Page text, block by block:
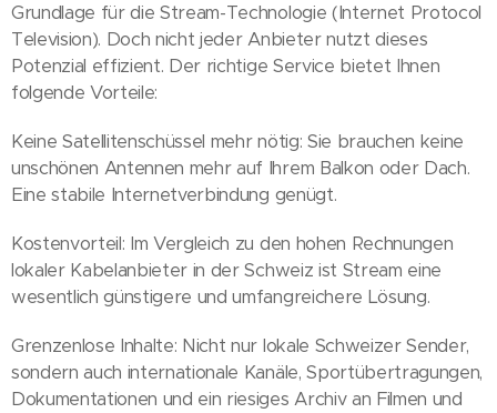
Grundlage für die Stream-Technologie (Internet Protocol
Television). Doch nicht jeder Anbieter nutzt dieses
Potenzial effizient. Der richtige Service bietet Ihnen
folgende Vorteile:
Keine Satellitenschüssel mehr nötig: Sie brauchen keine
unschönen Antennen mehr auf Ihrem Balkon oder Dach.
Eine stabile Internetverbindung genügt.
Kostenvorteil: Im Vergleich zu den hohen Rechnungen
lokaler Kabelanbieter in der Schweiz ist Stream eine
wesentlich günstigere und umfangreichere Lösung.
Grenzenlose Inhalte: Nicht nur lokale Schweizer Sender,
sondern auch internationale Kanäle, Sportübertragungen,
Dokumentationen und ein riesiges Archiv an Filmen und